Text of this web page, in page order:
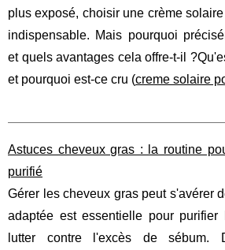
plus exposé, choisir une crème
indispensable. Mais pourquoi
et quels avantages cela offre-t-il
et pourquoi est-ce cru (creme solaire
Astuces cheveux gras : la routine
purifié
Gérer les cheveux gras peut s'avérer
adaptée est essentielle pour
lutter contre l'excès de sébum.